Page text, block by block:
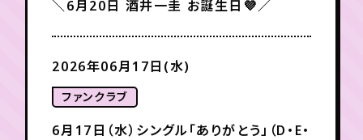
月会員制ファンクラブ
会員登録
＼6月20日 酒井一圭 お誕生日💜／
2026年06月17日(水)
ファンクラブ
6月17日（水）シングル「ありがとう」（D・E・